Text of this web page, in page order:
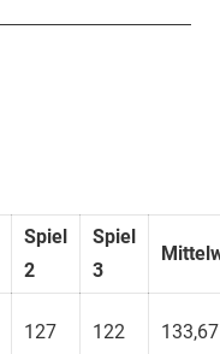
Spiel
2
Spiel
3
127 122 133,67